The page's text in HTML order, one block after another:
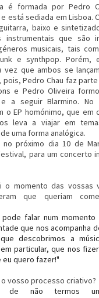
é formada por Pedro
está sediada em Lisboa.
baixo e
instrumentais que são
musicais, tais
e synthpop. Porém,
vez que ambos se
pois, Pedro Chau faz
e Pedro Oliveira
a seguir Blarmino. No
o EP homónimo, que em
leva a viajar em
uma forma analógica.
no próximo dia 10 de
, para um concerto
o momento das vossas
que queriam
falar num
que nos acompanha
descobrimos a
particular, que nos
eu quero fazer!"
o vosso processo criativo?
de não termos